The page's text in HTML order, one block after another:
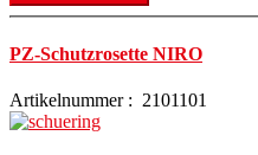
PZ-Schutzrosette NIRO
Artikelnummer : 2101101